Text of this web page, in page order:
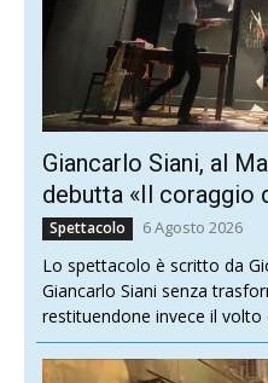
Giancarlo Siani, al
debutta «Il coraggio
Spettacolo 6 Agosto 2026
Lo spettacolo è scritto da
Giancarlo Siani senza
restituendone invece il volto